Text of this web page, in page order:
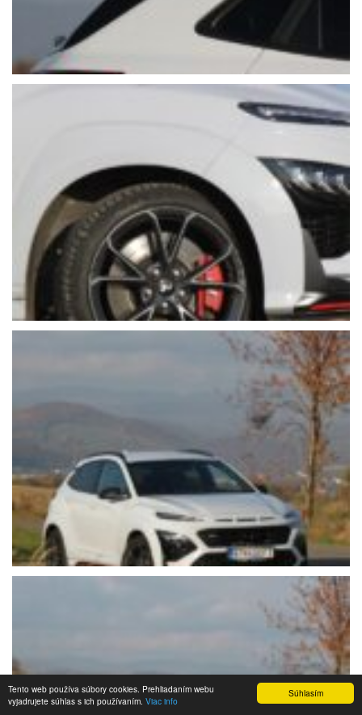
Súhlasím
Tento web používa súbory cookies. Prehliadaním webu
vyjadrujete súhlas s ich používaním. Viac info